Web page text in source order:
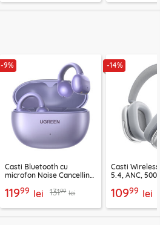
-9%
Casti Bluetooth cu
microfon Noise Cancelling
11999 lei 13199 lei
-14%
Casti
5.4, ANC,
10999 lei